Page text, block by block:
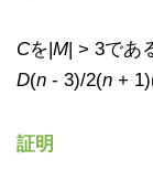
Cを|M| > 3であ
D(n - 3)/2(n +
証明